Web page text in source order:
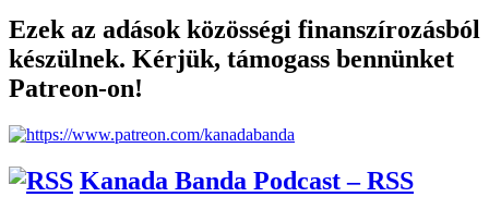
Ezek az adások közösségi finanszírozásból
készülnek. Kérjük, támogass bennünket
Patreon-on!
Kanada Banda Podcast – RSS